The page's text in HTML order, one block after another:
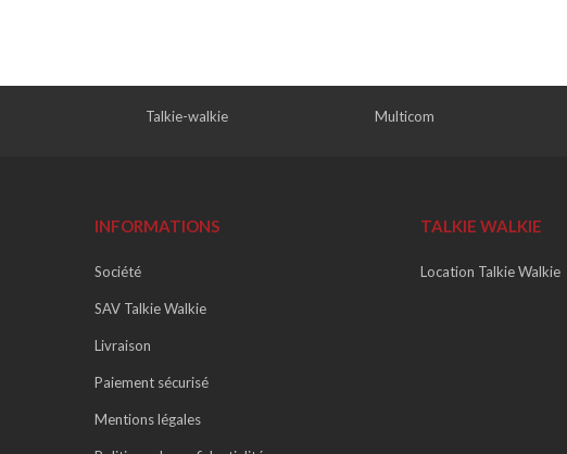
Talkie-walkie Multicom
INFORMATIONS
Société
SAV Talkie Walkie
Livraison
Paiement sécurisé
Mentions légales
TALKIE WALKIE
Location Talkie Walkie